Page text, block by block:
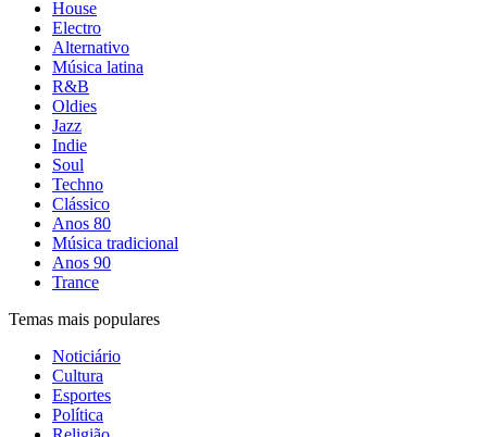
House
Electro
Alternativo
Música latina
R&B
Oldies
Jazz
Indie
Soul
Techno
Clássico
Anos 80
Música tradicional
Anos 90
Trance
Temas mais populares
Noticiário
Cultura
Esportes
Política